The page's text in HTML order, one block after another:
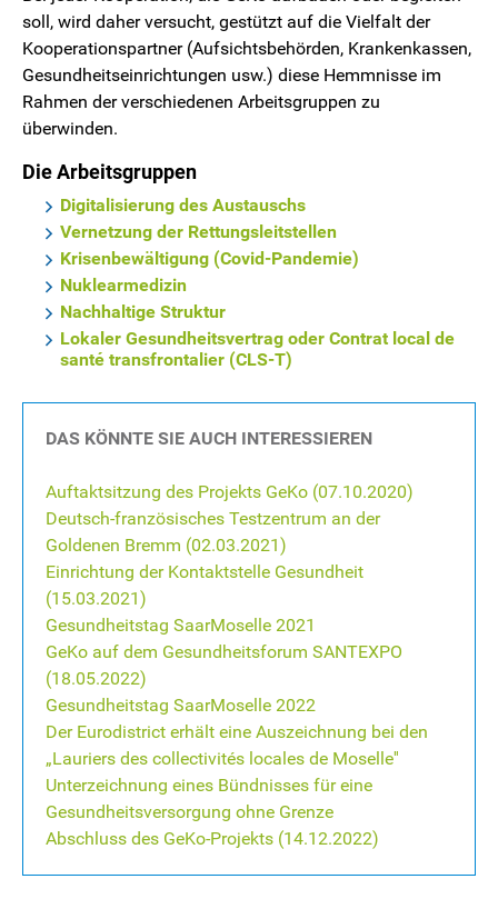
soll, wird daher versucht, gestützt auf die Vielfalt der
Kooperationspartner (Aufsichtsbehörden, Krankenkassen,
Gesundheitseinrichtungen usw.) diese Hemmnisse im
Rahmen der verschiedenen Arbeitsgruppen zu
überwinden.
Die Arbeitsgruppen
Digitalisierung des Austauschs
Vernetzung der Rettungsleitstellen
Krisenbewältigung (Covid-Pandemie)
Nuklearmedizin
Nachhaltige Struktur
Lokaler Gesundheitsvertrag oder Contrat local de
santé transfrontalier (CLS-T)
DAS KÖNNTE SIE AUCH INTERESSIEREN
Auftaktsitzung des Projekts GeKo (07.10.2020)
Deutsch-französisches Testzentrum an der
Goldenen Bremm (02.03.2021)
Einrichtung der Kontaktstelle Gesundheit
(15.03.2021)
Gesundheitstag SaarMoselle 2021
GeKo auf dem Gesundheitsforum SANTEXPO
(18.05.2022)
Gesundheitstag SaarMoselle 2022
Der Eurodistrict erhält eine Auszeichnung bei den
„Lauriers des collectivités locales de Moselle''
Unterzeichnung eines Bündnisses für eine
Gesundheitsversorgung ohne Grenze
Abschluss des GeKo-Projekts (14.12.2022)